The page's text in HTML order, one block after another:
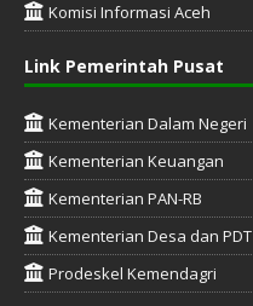
Komisi Informasi Aceh
Link Pemerintah Pusat
Kementerian Dalam Negeri
Kementerian Keuangan
Kementerian PAN-RB
Kementerian Desa dan PDT
Prodeskel Kemendagri